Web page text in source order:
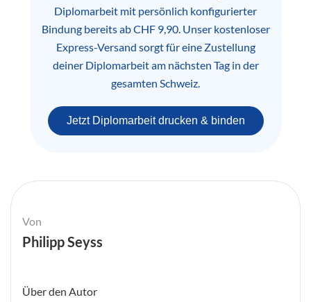
Diplomarbeit mit persönlich konfigurierter
Bindung bereits ab CHF 9,90. Unser kostenloser
Express-Versand sorgt für eine Zustellung
deiner Diplomarbeit am nächsten Tag in der
gesamten Schweiz.
Jetzt Diplomarbeit drucken & binden
Von
Philipp Seyss
Über den Autor